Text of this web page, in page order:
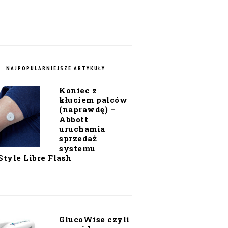
NAJPOPULARNIEJSZE ARTYKUŁY
Koniec z
kłuciem palców
(naprawdę) –
Abbott
uruchamia
sprzedaż
systemu
Libre Flash
GlucoWise czyli